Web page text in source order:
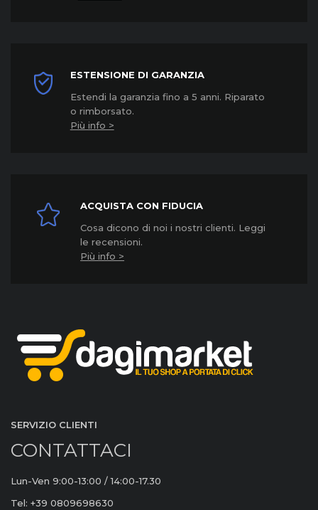
ESTENSIONE DI GARANZIA
Estendi la garanzia fino a 5 anni. Riparato
o rimborsato.
Più info >
ACQUISTA CON FIDUCIA
Cosa dicono di noi i nostri clienti. Leggi
le recensioni.
Più info >
SERVIZIO CLIENTI
CONTATTACI
Lun-Ven 9:00-13:00 / 14:00-17.30
Tel: +39 0809698630